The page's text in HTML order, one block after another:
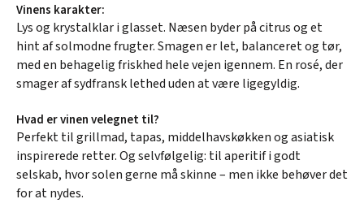
Vinens karakter:
Lys og krystalklar i glasset. Næsen byder på citrus og et
hint af solmodne frugter. Smagen er let, balanceret og tør,
med en behagelig friskhed hele vejen igennem. En rosé, der
smager af sydfransk lethed uden at være ligegyldig.
Hvad er vinen velegnet til?
Perfekt til grillmad, tapas, middelhavskøkken og asiatisk
inspirerede retter. Og selvfølgelig: til aperitif i godt
selskab, hvor solen gerne må skinne – men ikke behøver det
for at nydes.